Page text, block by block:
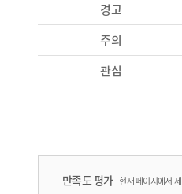
경고
주의
관심
만족도 평가 |현재 페이지에서